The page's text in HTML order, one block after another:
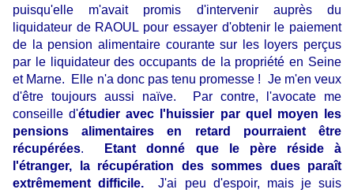
puisqu'elle m'avait promis d'intervenir auprès du
liquidateur de RAOUL pour essayer d'obtenir le paiement
de la pension alimentaire courante sur les loyers perçus
par le liquidateur des occupants de la propriété en Seine
et Marne. Elle n'a donc pas tenu promesse ! Je m'en veux
d'être toujours aussi naïve. Par contre, l'avocate me
conseille d'étudier avec l'huissier par quel moyen les
pensions alimentaires en retard pourraient être
récupérées.
Etant donné que le père réside à
l'étranger, la récupération des sommes dues paraît
extrêmement difficile.
J'ai peu d'espoir, mais je suis